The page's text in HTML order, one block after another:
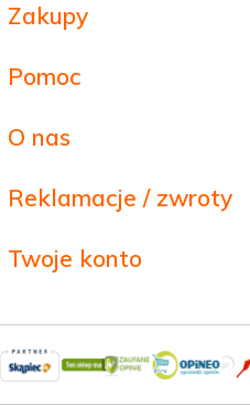
Zakupy
Pomoc
O nas
Reklamacje / zwroty
Twoje konto